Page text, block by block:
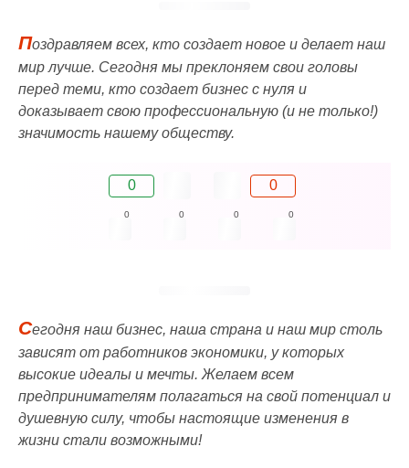
Поздравляем всех, кто создает новое и делает наш
мир лучше. Сегодня мы преклоняем свои головы
перед теми, кто создает бизнес с нуля и
доказывает свою профессиональную (и не только!)
значимость нашему обществу.
0 0
0 0 0 0
Сегодня наш бизнес, наша страна и наш мир столь
зависят от работников экономики, у которых
высокие идеалы и мечты. Желаем всем
предпринимателям полагаться на свой потенциал и
душевную силу, чтобы настоящие изменения в
жизни стали возможными!